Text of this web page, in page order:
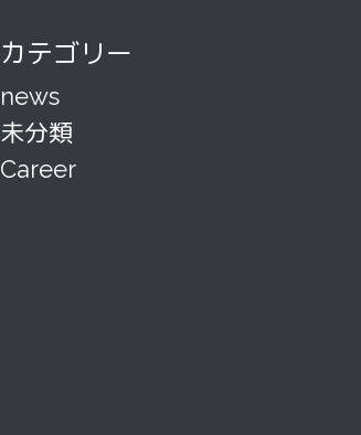
カテゴリー
news
未分類
Career